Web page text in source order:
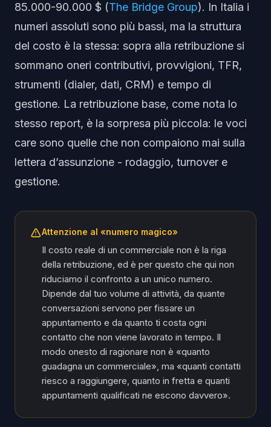
85.000-90.000 $ (The Bridge Group). In Italia i
numeri assoluti sono più bassi, ma la struttura
del costo è la stessa: sopra alla retribuzione si
sommano oneri contributivi, provvigioni, TFR,
strumenti (dialer, dati, CRM) e tempo di
gestione. La retribuzione base, come nota lo
stesso report, è la sorpresa più piccola: le voci
care sono quelle che non compaiono mai sulla
lettera d’assunzione - rodaggio, turnover e
gestione.
Attenzione al «numero magico»
Il costo reale di un commerciale non è la riga
della retribuzione, ed è per questo che qui non
riduciamo il confronto a un unico numero.
Dipende dal tuo volume di attività, da quante
conversazioni servono per fissare un
appuntamento e da quanto ti costa ogni
contatto che non viene lavorato in tempo. Il
modo onesto di ragionare non è «quanto
guadagna un commerciale», ma «quanti contatti
riesco a raggiungere, quanto in fretta e quanti
appuntamenti qualificati ne escono davvero».